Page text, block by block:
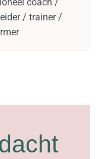
/ trainer /